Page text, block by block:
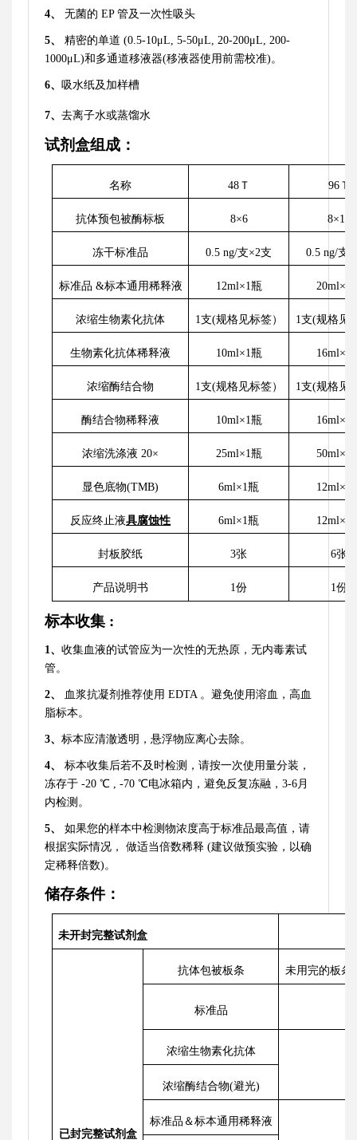
4、 无菌的 EP 管及一次性吸头
5、 精密的单道 (0.5-10μL, 5-50μL, 20-200μL, 200-
1000μL)和多通道移液器(移液器使用前需校准)。
6、 吸水纸及加样槽
7、 去离子水或蒸馏水
试剂盒组成：
名称 48Ｔ 96Ｔ
抗体预包被酶标板 8×6 8×12
冻干标准品 0.5 ng/支×2支 0.5 ng/支
标准品 &标本通用稀释液 12ml×1瓶 20ml×1
浓缩生物素化抗体 1支(规格见标签） 1支(规格见
生物素化抗体稀释液 10ml×1瓶 16ml×1
浓缩酶结合物 1支(规格见标签） 1支(规格见
酶结合物稀释液 10ml×1瓶 16ml×1
浓缩洗涤液 20× 25ml×1瓶 50ml×1
显色底物(TMB) 6ml×1瓶 12ml×1
反应终止液具腐蚀性 6ml×1瓶 12ml×1
封板胶纸 3张 6张
产品说明书 1份 1份
标本收集 :
1 、 收集血液的试管应为一次性的无热原，无内毒素试
管。
2、 血浆抗凝剂推荐使用 EDTA 。避免使用溶血，高血
脂标本。
3、 标本应清澈透明，悬浮物应离心去除。
4、
标本收集后若不及时检测，请按一次使用量分装，
冻存于 -20 ℃ , -70 ℃电冰箱内，避免反复冻融，3-6月
内检测。
5、
如果您的样本中检测物浓度高于标准品最高值，请
根据实际情况，
做适当倍数稀释 (建议做预实验，以确
定稀释倍数)。
储存条件：
未开封完整试剂盒
已封完整试剂盒
抗体包被板条 未用完的板条
标准品
浓缩生物素化抗体
浓缩酶结合物(避光)
标准品＆标本通用稀释液